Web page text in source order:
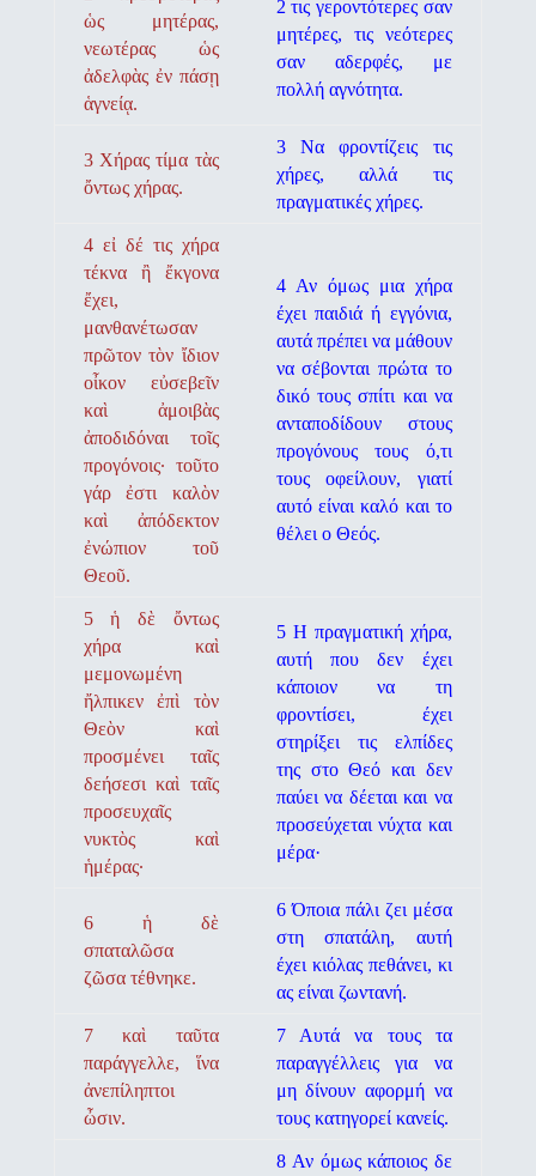
ὡς μητέρας,
νεωτέρας ὡς
ἀδελφὰς ἐν πάσῃ
ἁγνείᾳ.
2 τις γεροντότερες σαν
μητέρες, τις νεότερες
σαν αδερφές, με
πολλή αγνότητα.
3 Χήρας τίμα τὰς
ὄντως χήρας.
3 Να φροντίζεις τις
χήρες, αλλά τις
πραγματικές χήρες.
4 εἰ δέ τις χήρα
τέκνα ἢ ἔκγονα
ἔχει,
μανθανέτωσαν
πρῶτον τὸν ἴδιον
οἶκον εὐσεβεῖν
καὶ ἀμοιβὰς
ἀποδιδόναι τοῖς
προγόνοις· τοῦτο
γάρ ἐστι καλὸν
καὶ ἀπόδεκτον
ἐνώπιον τοῦ
Θεοῦ.
4 Αν όμως μια χήρα
έχει παιδιά ή εγγόνια,
αυτά πρέπει να μάθουν
να σέβονται πρώτα το
δικό τους σπίτι και να
ανταποδίδουν στους
προγόνους τους ό,τι
τους οφεί­λουν, γιατί
αυτό είναι καλό και το
θέλει ο Θεός.
5 ἡ δὲ ὄντως
χήρα καὶ
μεμονωμένη
ἤλπικεν ἐπὶ τὸν
Θεὸν καὶ
προσμένει ταῖς
δεήσεσι καὶ ταῖς
προσευχαῖς
νυκτὸς καὶ
ἡμέρας·
5 Η πραγματική χήρα,
αυτή που δεν έχει
κάποιον να τη
φροντίσει, έχει
στηρίξει τις ελ­πίδες
της στο Θεό και δεν
παύει να δέεται και να
προσεύχεται νύχτα και
μέρα·
6 ἡ δὲ
σπαταλῶσα
ζῶσα τέθνηκε.
6 Όποια πάλι ζει μέσα
στη σπατάλη, αυτή
έχει κιόλας πεθά­νει, κι
ας είναι ζωντανή.
7 καὶ ταῦτα
παράγγελλε, ἵνα
ἀνεπίληπτοι
ὦσιν.
7 Αυτά να τους τα
παραγγέλλεις για να
μη δίνουν αφορμή να
τους κατηγορεί κανείς.
8 Αν όμως κάποιος δε